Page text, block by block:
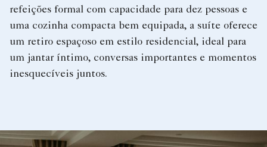
refeições formal com capacidade para dez pessoas e
uma cozinha compacta bem equipada, a suíte oferece
um retiro espaçoso em estilo residencial, ideal para
um jantar íntimo, conversas importantes e momentos
inesquecíveis juntos.